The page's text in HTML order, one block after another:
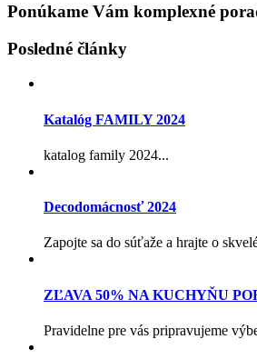
Ponúkame Vám komplexné
Posledné články
Katalóg FAMILY 2024
katalog family 2024...
Decodomácnosť 2024
Zapojte sa do súťaže a hrajte o
ZĽAVA 50% NA KUCHYŇU
Pravidelne pre vás pripravujeme